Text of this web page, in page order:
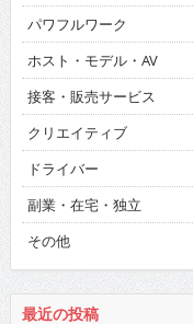
パワフルワーク
ホスト・モデル・AV
接客・販売サービス
クリエイティブ
ドライバー
副業・在宅・独立
その他
最近の投稿